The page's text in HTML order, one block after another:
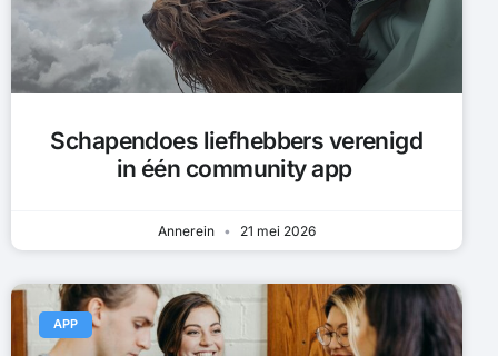
Schapendoes liefhebbers verenigd
in één community app
Annerein 21 mei 2026
APP